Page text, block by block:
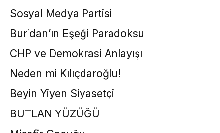
Sosyal Medya Partisi
Buridan’ın Eşeği Paradoksu
CHP ve Demokrasi Anlayışı
Neden mi Kılıçdaroğlu!
Beyin Yiyen Siyasetçi
BUTLAN YÜZÜĞÜ